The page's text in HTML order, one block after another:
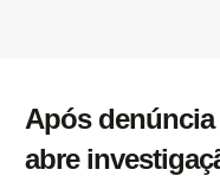
Após
abre